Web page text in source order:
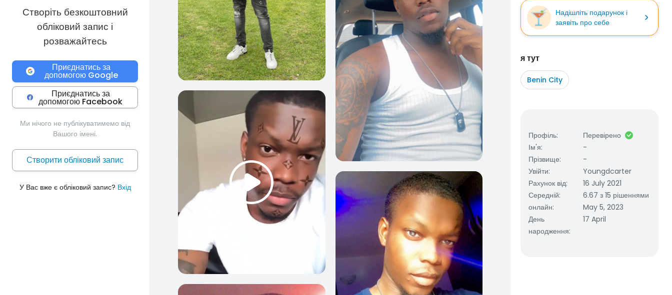
Створіть безкоштовний
обліковий запис і
розважайтесь
Приєднатись за
допомогою Google
Приєднатись за
допомогою Facebook
Ми нічого не публікуватимемо від
Вашого імені.
Створити обліковий запис
У Вас вже є обліковий запис? Вхід
Надішліть подарунок і
заявіть про себе
я тут
Benin City
Профіль:
Перевірено
Ім'я:
-
Прізвище:
-
Увійти:
Youngdcarter
Рахунок від:
16 July 2021
Середній:
6.67 з 15 рішеннями
онлайн:
May 5, 2023
День
народження:
17 April